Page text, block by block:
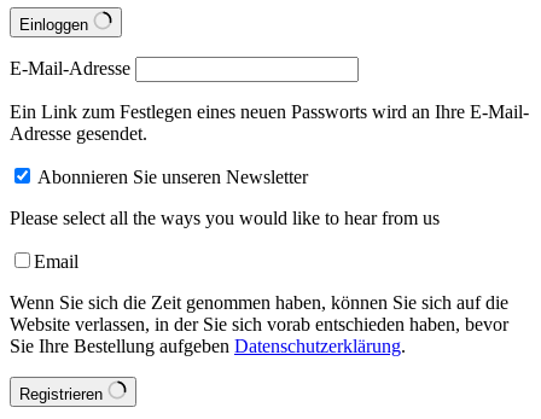
Einloggen
E-Mail-Adresse
Ein Link zum Festlegen eines neuen Passworts wird an Ihre E-Mail-
Adresse gesendet.
Abonnieren Sie unseren Newsletter
Please select all the ways you would like to hear from us
Email
Wenn Sie sich die Zeit genommen haben, können Sie sich auf die
Website verlassen, in der Sie sich vorab entschieden haben, bevor
Sie Ihre Bestellung aufgeben Datenschutzerklärung.
Registrieren